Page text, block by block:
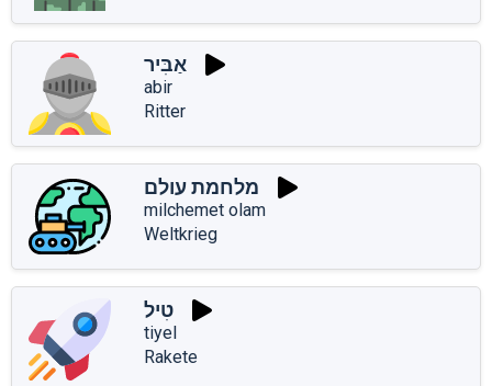
אַבִּיר
abir
Ritter
מלחמת עולם
milchemet olam
Weltkrieg
טִיל
tiyel
Rakete